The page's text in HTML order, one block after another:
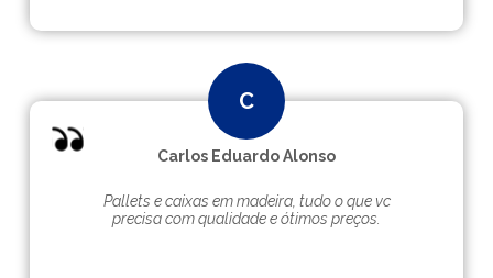
Carlos Eduardo Alonso
Pallets e caixas em madeira, tudo o que vc
precisa com qualidade e ótimos preços.